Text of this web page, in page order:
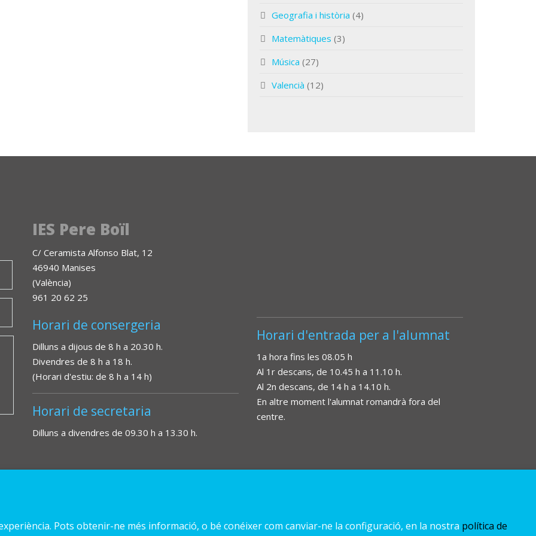
Geografia i història (4)
Matemàtiques (3)
Música (27)
Valencià (12)
IES Pere Boïl
C/ Ceramista Alfonso Blat, 12
46940 Manises
(València)
961 20 62 25
Horari de consergeria
Dilluns a dijous de 8 h a 20.30 h.
Divendres de 8 h a 18 h.
(Horari d'estiu: de 8 h a 14 h)
Horari de secretaria
Dilluns a divendres de 09.30 h a 13.30 h.
Horari d'entrada per a l'alumnat
1a hora fins les 08.05 h
Al 1r descans, de 10.45 h a 11.10 h.
Al 2n descans, de 14 h a 14.10 h.
En altre moment l'alumnat romandrà fora del
centre.
Pots obtenir-ne més informació, o bé conéixer com canviar-ne la configuració, en la nostra política de